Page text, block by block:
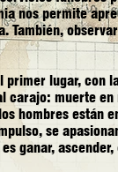
nos permite
También,
lugar, con
muerte
hombres
se
ganar,